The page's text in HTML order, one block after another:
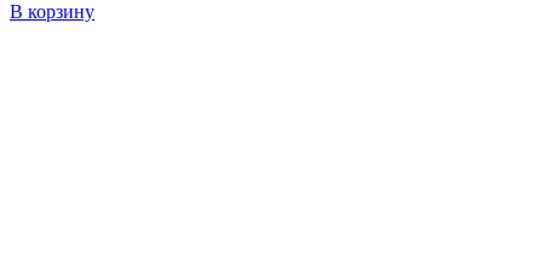
В корзину